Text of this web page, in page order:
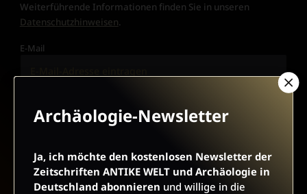
Weiterführende Informationen finden Sie in unseren
Datenschutzhinweisen.
E-Mail
JETZT ANMELDEN
Archäologie-Newsletter
Ja, ich möchte den kostenlosen Newsletter der
Zeitschriften ANTIKE WELT und Archäologie in
Deutschland abonnieren und willige in die